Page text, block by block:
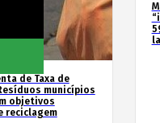
de Taxa de
municípios
objetivos
reciclagem